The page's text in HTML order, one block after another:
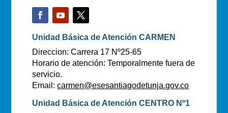
Unidad Básica de Atención CARMEN
Direccion: Carrera 17 Nº25-65
Horario de atención: Temporalmente fuera de
servicio.
Email:carmen@esesantiagodetunja.gov.co
Unidad Básica de Atención CENTRO Nº1